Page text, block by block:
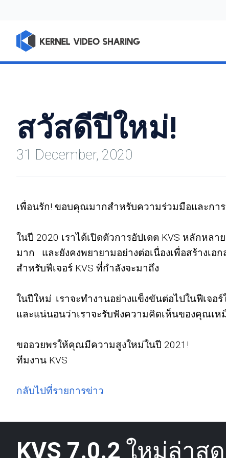
สวัสดีปีใหม่!
31 December, 2020
เพื่อนรัก! ขอบคุณมากสำหรับความร่วมมือและกา
ในปี 2020 เราได้เปิดตัวการอัปเดต KVS หลักหล
มาก และยังคงพยายามอย่างต่อเนื่องเพื่อสร้างเ
สำหรับฟีเจอร์ KVS ที่กำลังจะมาถึง
ในปีใหม่ เราจะทำงานอย่างแข็งขันต่อไปในฟีเจอ
และแน่นอนว่าเราจะรับฟังความคิดเห็นของคุณเห
ขออวยพรให้คุณมีความสูงใหม่ในปี 2021!
ทีมงาน KVS
กลับไปที่รายการข่าว
KVS 7.0.2 ใหม่ล่าสุ